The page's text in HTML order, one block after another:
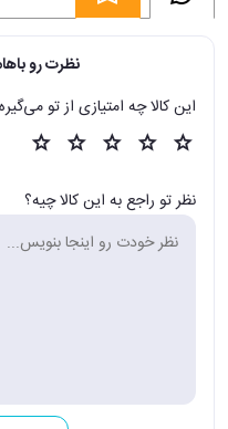
نظرت رو
این کالا چه امتیازی از تو
نظر تو راجع به این کالا چیه؟